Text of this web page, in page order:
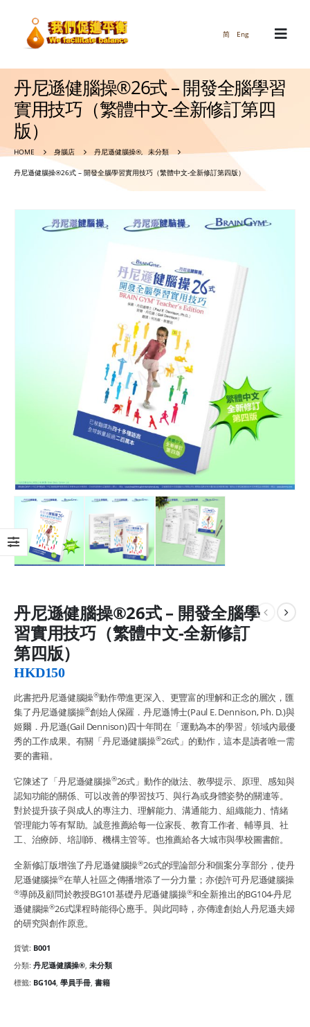
简 Eng
丹尼遜健腦操®26式 – 開發全腦學習
實用技巧（繁體中文-全新修訂第四
版）
HOME 身腦店 丹尼遜健腦操® 未分類
丹尼遜健腦操®26式 – 開發全腦學習實用技巧（繁體中文-全新修訂第四版）
丹尼遜健腦操®26式 – 開發全腦學
習實用技巧（繁體中文-全新修訂
第四版）
HKD150
此書把丹尼遜健腦操®動作帶進更深入、更豐富的理解和正念的層次，匯
集了丹尼遜健腦操®創始人保羅．丹尼遜博士(Paul E. Dennison, Ph. D.)與
姬爾．丹尼遜(Gail Dennison)四十年間在「運動為本的學習」領域內最優
秀的工作成果。有關「丹尼遜健腦操®26式」的動作，這本是讀者唯一需
要的書籍。
它陳述了「丹尼遜健腦操®26式」動作的做法、教學提示、原理、感知與
認知功能的關係、可以改善的學習技巧、與行為或身體姿勢的關連等。
對於提升孩子與成人的專注力、理解能力、溝通能力、組織能力、情緒
管理能力等有幫助。誠意推薦給每一位家長、教育工作者、輔導員、社
工、治療師、培訓師、機構主管等。也推薦給各大城市與學校圖書館。
全新修訂版增強了丹尼遜健腦操®26式的理論部分和個案分享部分，使丹
尼遜健腦操®在華人社區之傳播增添了一分力量；亦使許可丹尼遜健腦操
®導師及顧問於教授BG101基礎丹尼遜健腦操®和全新推出的BG104-丹尼
遜健腦操®26式課程時能得心應手。與此同時，亦傳達創始人丹尼遜夫婦
的研究與創作原意。
貨號: B001
分類: 丹尼遜健腦操®, 未分類
標籤: BG104, 學員手冊, 書籍